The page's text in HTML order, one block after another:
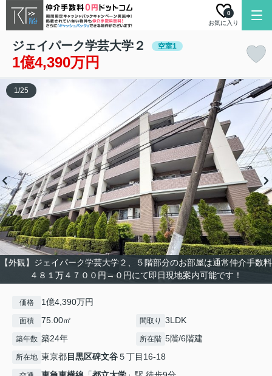
お気に入り
0
ジェイパーク学芸大学２ 空室1
1億4,390万円
【外観】ジェイパーク学芸大学２、５階部分のお部屋は通常仲介手数料
４８１万４７００円→０円にて即日現地案内可能です！
1/25
価格 1億4,390万円
面積 75.00㎡ 間取り 3LDK
築年数 築24年 所在階 5階/6階建
所在地 東京都目黒区碑文谷５丁目16-18